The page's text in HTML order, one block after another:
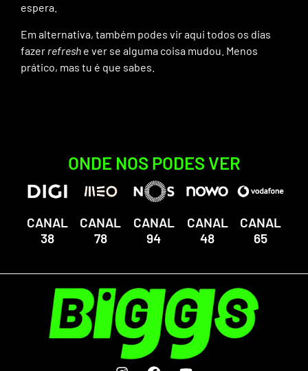
espera.
Em alternativa, também podes vir aqui todos os dias
fazer refresh e ver se alguma coisa mudou. Menos
prático, mas tu é que sabes.
ONDE NOS PODES VER
CANAL
38
CANAL
78
CANAL
94
CANAL
48
CANAL
65